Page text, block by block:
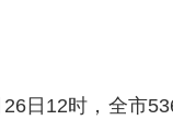
日12时，全市